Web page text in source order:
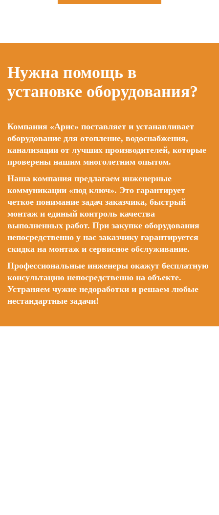
Нужна помощь в
установке оборудования?
Компания «Арис» поставляет и устанавливает
оборудование для отопление, водоснабжения,
канализации от лучших производителей, которые
проверены нашим многолетним опытом.
Наша компания предлагаем инженерные
коммуникации «под ключ». Это гарантирует
четкое понимание задач заказчика, быстрый
монтаж и единый контроль качества
выполненных работ. При закупке оборудования
непосредственно у нас заказчику гарантируется
скидка на монтаж и сервисное обслуживание.
Профессиональные инженеры окажут бесплатную
консультацию непосредственно на объекте.
Устраняем чужие недоработки и решаем любые
нестандартные задачи!